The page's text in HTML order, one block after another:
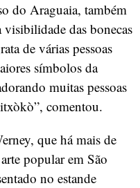
do Araguaia, também
das bonecas
de várias pessoas
símbolos da
muitas pessoas
comentou.
que há mais de
popular em São
no estande